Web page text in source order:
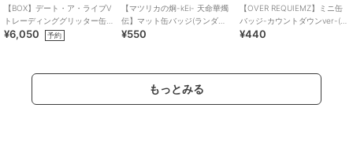
【BOX】デート・ア・ライブV
トレーディンググリッター缶
バッジ ゴシックドール
¥6,050 予約
【マツリカの炯-kEi- 天命華燭
伝】マット缶バッジ(ランダム
全15種)
¥550
【OVER REQUIEMZ】ミニ缶
バッジ-カウントダウンver-(ラ
ンダム全6種)
¥440
もっとみる